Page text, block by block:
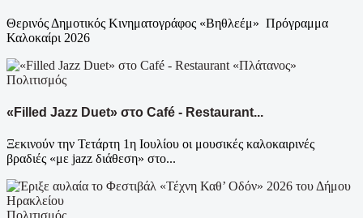
Θερινός Δημοτικός Κινηματογράφος «Βηθλεέμ» Πρόγραμμα
Καλοκαίρι 2026
Πολιτισμός
«Filled Jazz Duet» στο Café - Restaurant...
Ξεκινούν την Τετάρτη 1η Ιουλίου οι μουσικές καλοκαιρινές
βραδιές «με jazz διάθεση» στο...
Πολιτισμός